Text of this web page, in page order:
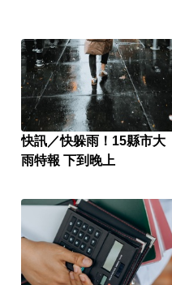
快訊／快躲雨！15縣市大
雨特報 下到晚上